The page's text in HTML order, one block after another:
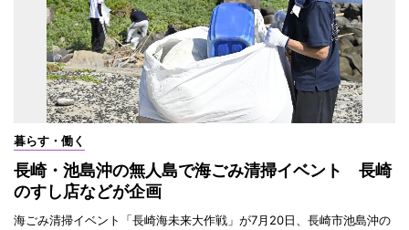
暮らす・働く
長崎・池島沖の無人島で海ごみ清掃イベント 長崎
のすし店などが企画
海ごみ清掃イベント「長崎海未来大作戦」が7月20日、長崎市池島沖の